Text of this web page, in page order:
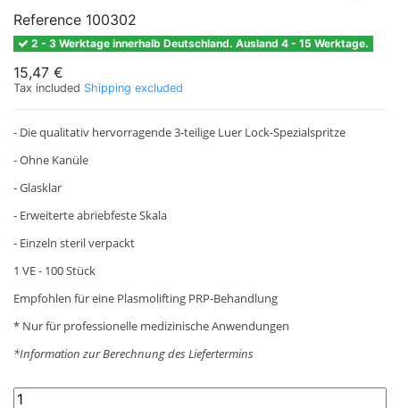
Reference 100302
2 - 3 Werktage innerhalb Deutschland. Ausland 4 - 15 Werktage.
15,47 €
Tax included Shipping excluded
- Die qualitativ hervorragende 3-teilige Luer Lock-Spezialspritze
- Ohne Kanüle
- Glasklar
- Erweiterte abriebfeste Skala
- Einzeln steril verpackt
1 VE - 100 Stück
Empfohlen für eine Plasmolifting PRP-Behandlung
* Nur für professionelle medizinische Anwendungen
*Information zur Berechnung des Liefertermins